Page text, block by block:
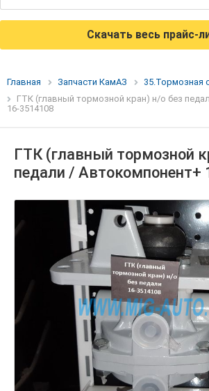
Скачать весь прайс-
Главная Запчасти КамАЗ
35.Тормозная
ГТК (главный тормозной кран) н/о без
16-3514108
ГТК (главный тормозной
педали / Автокомпонент+